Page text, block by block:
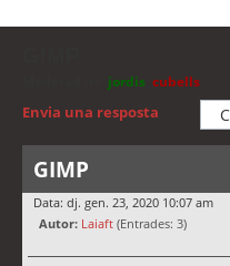
jordis cubells
Envia una resposta
GIMP
Data: dj. gen. 23, 2020 10:07 am
Autor: Laiaft (Entrades: 3)